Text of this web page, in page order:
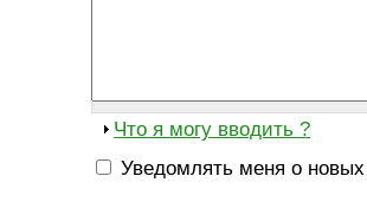
Что я могу вводить ?
Уведомлять меня о